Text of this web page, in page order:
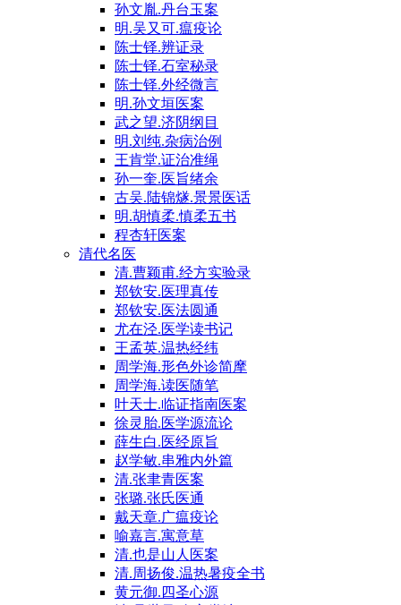
孙文胤.丹台玉案
明.吴又可.瘟疫论
陈士铎.辨证录
陈士铎.石室秘录
陈士铎.外经微言
明.孙文垣医案
武之望.济阴纲目
明.刘纯.杂病治例
王肯堂.证治准绳
孙一奎.医旨绪余
古吴.陆锦燧.景景医话
明.胡慎柔.慎柔五书
程杏轩医案
清代名医
清.曹颖甫.经方实验录
郑钦安.医理真传
郑钦安.医法圆通
尤在泾.医学读书记
王孟英.温热经纬
周学海.形色外诊简摩
周学海.读医随笔
叶天士.临证指南医案
徐灵胎.医学源流论
薛生白.医经原旨
赵学敏.串雅内外篇
清.张聿青医案
张璐.张氏医通
戴天章.广瘟疫论
喻嘉言.寓意草
清.也是山人医案
清.周扬俊.温热暑疫全书
黄元御.四圣心源